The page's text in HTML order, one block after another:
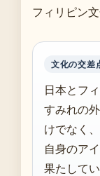
フィリピン
文化の交差
日本とフ
すみれの
けでなく、
自身のア
果たして